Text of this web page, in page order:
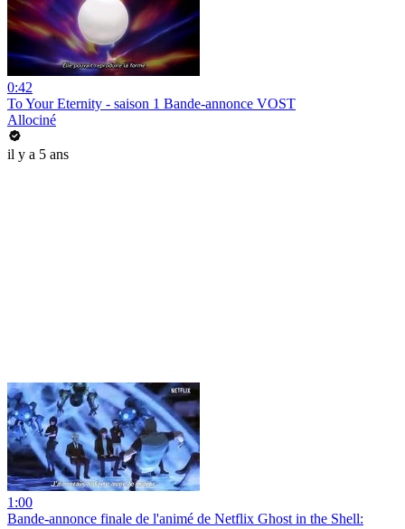
0:42
To Your Eternity - saison 1 Bande-annonce VOST
Allociné
il y a 5 ans
1:00
Bande-annonce finale de l'animé de Netflix Ghost in the Shell: